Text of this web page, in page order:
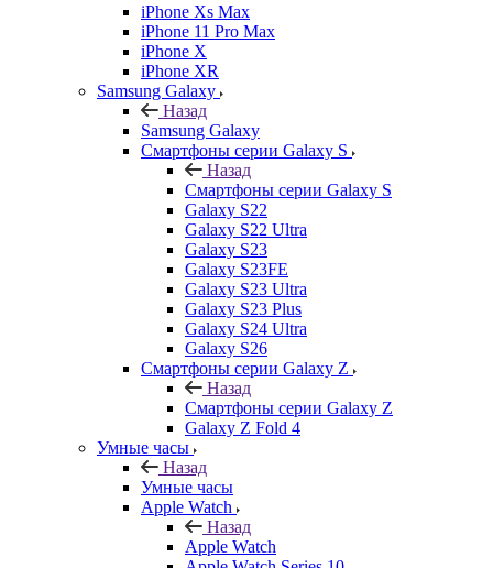
iPhone Xs Max
iPhone 11 Pro Max
iPhone X
iPhone XR
Samsung Galaxy
Назад
Samsung Galaxy
Смартфоны серии Galaxy S
Назад
Смартфоны серии Galaxy S
Galaxy S22
Galaxy S22 Ultra
Galaxy S23
Galaxy S23FE
Galaxy S23 Ultra
Galaxy S23 Plus
Galaxy S24 Ultra
Galaxy S26
Смартфоны серии Galaxy Z
Назад
Смартфоны серии Galaxy Z
Galaxy Z Fold 4
Умные часы
Назад
Умные часы
Apple Watch
Назад
Apple Watch